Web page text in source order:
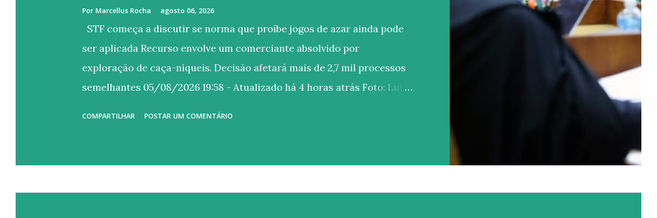
Por Marcellus Rocha agosto 06, 2026
STF começa a discutir se norma que proíbe jogos de azar ainda pode
ser aplicada Recurso envolve um comerciante absolvido por
exploração de caça-níqueis. Decisão afetará mais de 2,7 mil processos
semelhantes 05/08/2026 19:58 - Atualizado há 4 horas atrás Foto: Luiz
liberdades fundamentais previstas na Constituição de 1988. A
COMPARTILHAR POSTAR UM COMENTÁRIO